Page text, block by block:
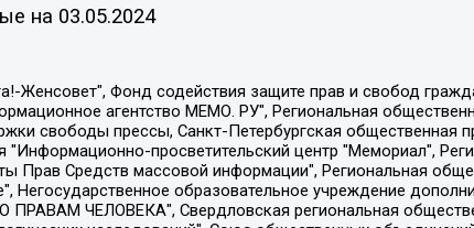
на 03.05.2024
номер 50008295751, дата регистрации 24.02.2020), Великовский Дмитрий Александрович, Долинина Ирина Николаевна, Мароховская Алеся Алексеевна, Шлейнов Роман Юрьевич, Шмагун Олеся Валентиновна, Общество с ограниченной ответственностью "Альтаир 2021", Общество с ограниченной ответственностью "Вега 2021", Общество с ограниченной ответственностью "Главный редактор 2021", Общество с ограниченной ответственностью "Ромашки монолит", Важенков Артем Валерьевич, Ивановская областная общественная организация "Центр гендерных исследований", Гурман Юрий Альбертович, Медиапроект "ОВД-Инфо", Егоров Владимир Владимирович, Жилинский Владимир Александрович, Общество с ограниченной ответственностью "ЗП", Иванова София Юрьевна, Карезина Инна Павловна, Кильтау Екатерина Викторовна, Петров Алексей Викторович, Пискунов Сергей Евгеньевич, Смирнов Сергей Сергеевич, Тихонов Михаил Сергеевич, Общество с ограниченной ответственностью "ЖУРНАЛИСТ-ИНОСТРАННЫЙ АГЕНТ", Арапова Галина Юрьевна, Вольтская Татьяна Анатольевна, Американская компания "Mason G.E.S. Anonymous Foundation" (США), являющаяся владельцем интернет-издания https://mnews.world/, Компания "Stichting Bellingcat", зарегистрированная в Нидерландах (дата регистрации 11.07.2018), Захаров Андрей Вячеславович, Клепиковская Екатерина Дмитриевна, Общество с ограниченной ответственностью "МЕМО", Перл Роман Александрович, Симонов Евгений Алексеевич, Соловьева Елена Анатольевна, Сотников Даниил Владимирович, Сурначева Елизавета Дмитриевна, Автономная некоммерческая организация по защите прав человека и информированию населения "Якутия – Наше Мнение", Общество с ограниченной ответственностью "Москоу диджитал медиа", с 26.01.2023 Общество с ограниченной ответственностью "Чайка Белые сады", Ветошкина Валерия Валерьевна, Заговора Максим Александрович, Межрегиональное общественное движение "Российская ЛГБТ - сеть", Оленичев Максим Владимирович, Павлов Иван Юрьевич, Скворцова Елена Сергеевна, Общество с ограниченной ответственностью "Как бы инагент", Кочетков Игорь Викторович, Общество с ограниченной ответственностью "Честные выборы", Еланчик Олег Александрович, Общество с ограниченной ответственностью "Нобелевский призыв", Гималова Регина Эмилевна, Григорьев Андрей Валерьевич, Григорьева Алина Александровна, Ассоциация по содействию защите прав призывников, альтернативнослужащих и военнослужащих "Правозащитная группа "Гражданин.Армия.Право", Хисамова Регина Фаритовна, Автономная некоммерческая организация по реализации социально-правовых программ "Лилит", Дальневосточное общественное движение "Маяк", Санкт-Петербургская ЛГБТ-инициативная группа "Выход", Инициативная группа ЛГБТ+ "Реверс", Алексеев Андрей Викторович, Бекбулатова Таисия Львовна, Беляев Иван Михайлович, Владыкина Елена Сергеевна, Гельман Марат Александрович, Никульшина Вероника Юрьевна, Толоконникова Надежда Андреевна, Шендерович Виктор Анатольевич, Общество с ограниченной ответственностью "Данное сообщение", Общество с ограниченной ответственностью Издательский дом "Новая глава", Айнбиндер Александра Александровна, Московский комьюнити-центр для ЛГБТ+инициатив, Благотворительный фонд развития филантропии, Deutsche Welle (Германия, Kurt-Schumacher-Strasse 3, 53113 Bonn), Борзунова Мария Михайловна, Воробьев Виктор Викторович, Голубева Анна Львовна, Константинова Алла Михайловна, Малкова Ирина Владимировна, Мурадов Мурад Абдулгалимович, Осетинская Елизавета Николаевна, Понасенков Евгений Николаевич, Ганапольский Матвей Юрьевич, Киселев Евгений